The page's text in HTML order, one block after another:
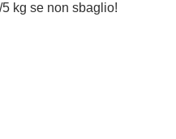
kg se non sbaglio!